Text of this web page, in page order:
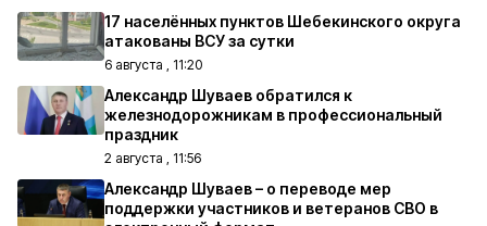
17 населённых пунктов Шебекинского округа
атакованы ВСУ за сутки
6 августа , 11:20
Александр Шуваев обратился к
железнодорожникам в профессиональный
праздник
2 августа , 11:56
Александр Шуваев – о переводе мер
поддержки участников и ветеранов СВО в